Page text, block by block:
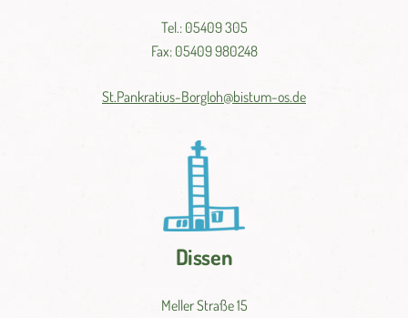
Tel.: 05409 305
Fax: 05409 980248
St.Pankratius-Borgloh@bistum-os.de
Dissen
Meller Straße 15